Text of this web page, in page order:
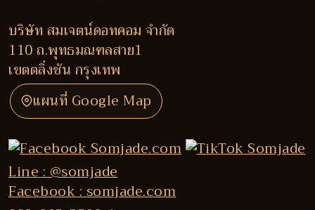
บริษัท สมเจตน์ดอทคอม จำกัด
110 ถ.พุทธมณฑลสาย1
เขตตลิ่งชัน กรุงเทพ
แผนที่ Google Map
Line : @somjade
Facebook : somjade.com